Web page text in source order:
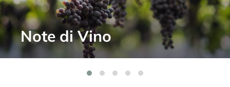
Innovazione e AI nel
Trading Automatico